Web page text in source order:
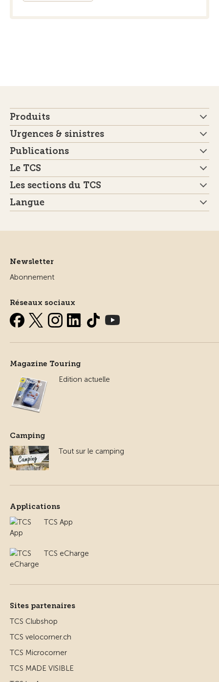
Produits
Urgences & sinistres
Publications
Le TCS
Les sections du TCS
Langue
Newsletter
Abonnement
Réseaux sociaux
Magazine Touring
Edition actuelle
Camping
Tout sur le camping
Applications
TCS App
TCS eCharge
Sites partenaires
TCS Clubshop
TCS velocorner.ch
TCS Microcorner
TCS MADE VISIBLE